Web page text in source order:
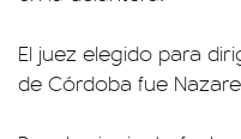
El juez elegido para
de Córdoba fue